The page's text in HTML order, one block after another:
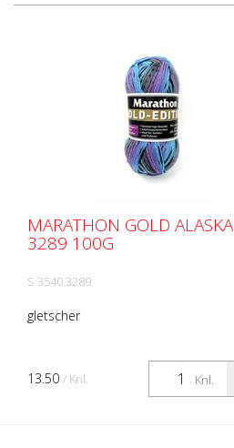
MARATHON GOLD ALASKA
3289 100G
S 3540.3289
gletscher
Knl.
13.50 / Knl.